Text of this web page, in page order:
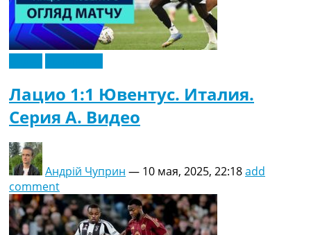
Лацио 1:1 Ювентус. Италия.
Серия A. Видео
Андрій Чуприн — 10 мая, 2025, 22:18add
comment